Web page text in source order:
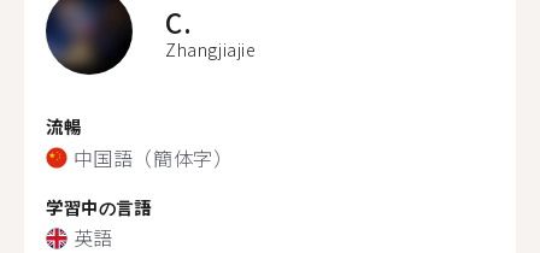
C.
Zhangjiajie
流暢
中国語（簡体字）
学習中の言語
英語